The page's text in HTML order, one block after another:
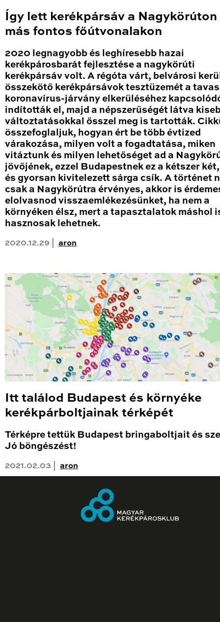
Így lett kerékpársáv a Nagykörúton
más fontos főútvonalakon
2020 legnagyobb és leghíresebb hazai
kerékpárosbarát fejlesztése a nagykörúti
kerékpársáv volt. A régóta várt, belvárosi
összekötő kerékpársávok tesztüzemét a
koronavírus-járvány elkerüléséhez
indították el, majd a népszerűségét látva
változtatásokkal ősszel meg is tartották.
összefoglaljuk, hogyan ért be több évtized
várakozása, milyen volt a fogadtatása, miken
vitáztunk és milyen lehetőséget ad a
jövőjének, ezzel Budapestnek ez a kétszer
és gyorsan kivitelezett sárga csík. A történet
csak a Nagykörútra érvényes, akkor is
elolvasnod visszaemlékezésünket, ha nem a
környéken élsz, mert a tapasztalatok máshol
hasznosak lehetnek.
2020.12.29 | aron
Itt találod Budapest és környéke
kerékpárboltjainak térképét
Térképre tettük Budapest bringaboltjait és
Jó böngészést!
2021.02.03 | aron